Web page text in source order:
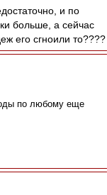
и по
больше, а сейчас
его сгноили то????
по любому еще